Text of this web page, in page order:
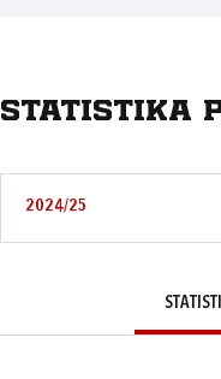
Statistika
2024/25